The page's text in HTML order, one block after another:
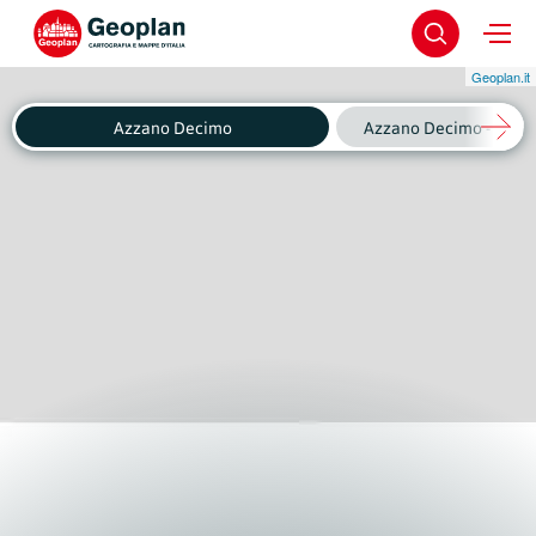
Geoplan.it
Azzano Decimo Azzano Decimo -